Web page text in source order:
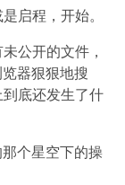
启程，开始。
公开的文件，
器狠狠地搜
底还发生了什
个星空下的操